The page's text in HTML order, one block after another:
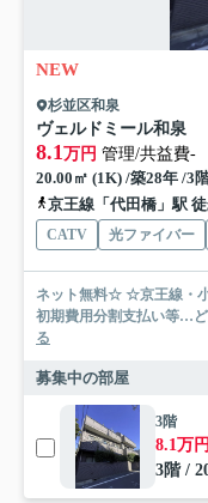
NEW
杉並区和泉
ヴェルドミール和泉
8.1万円 管理/共益費-
20.00㎡ (1K) /築28年 /3
京王線「代田橋」駅
CATV 光ファイバー
ネット無料☆ ☆京王線・
初期費用分割支払い等…
る
募集中の部屋
3階
8.1万円
3階 /